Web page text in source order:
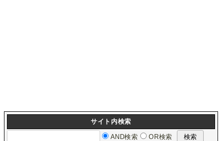
サイト内検索
AND検索
OR検索